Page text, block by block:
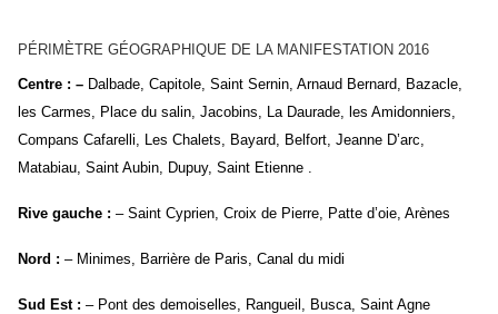
PÉRIMÈTRE GÉOGRAPHIQUE DE LA MANIFESTATION 2016
Centre : – Dalbade, Capitole, Saint Sernin, Arnaud Bernard, Bazacle,
les Carmes, Place du salin, Jacobins, La Daurade, les Amidonniers,
Compans Cafarelli, Les Chalets, Bayard, Belfort, Jeanne D’arc,
Matabiau, Saint Aubin, Dupuy, Saint Etienne .
Rive gauche : – Saint Cyprien, Croix de Pierre, Patte d’oie, Arènes
Nord : – Minimes, Barrière de Paris, Canal du midi
Sud Est : – Pont des demoiselles, Rangueil, Busca, Saint Agne